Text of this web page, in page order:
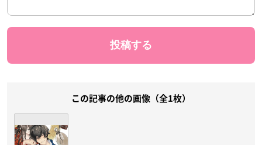
この記事の他の画像（全1枚）